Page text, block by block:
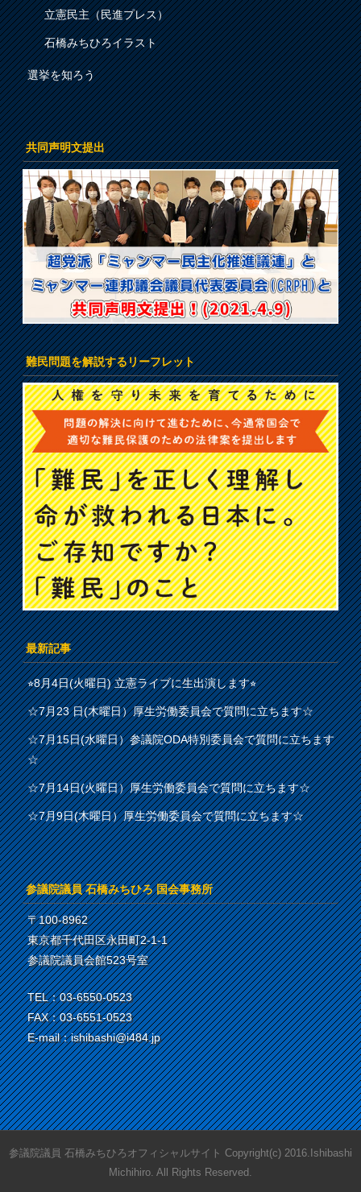
立憲民主（民進プレス）
石橋みちひろイラスト
選挙を知ろう
共同声明文提出
難民問題を解説するリーフレット
最新記事
⭐︎8月4日(火曜日) 立憲ライブに生出演します⭐︎
☆7月23 日(木曜日）厚生労働委員会で質問に立ちます☆
☆7月15日(水曜日）参議院ODA特別委員会で質問に立ちます
☆
☆7月14日(火曜日）厚生労働委員会で質問に立ちます☆
☆7月9日(木曜日）厚生労働委員会で質問に立ちます☆
参議院議員 石橋みちひろ 国会事務所
〒100-8962
東京都千代田区永田町2-1-1
参議院議員会館523号室
TEL：03-6550-0523
FAX：03-6551-0523
E-mail：ishibashi@i484.jp
参議院議員 石橋みちひろオフィシャルサイト Copyright(c) 2016.Ishibashi
Michihiro. All Rights Reserved.